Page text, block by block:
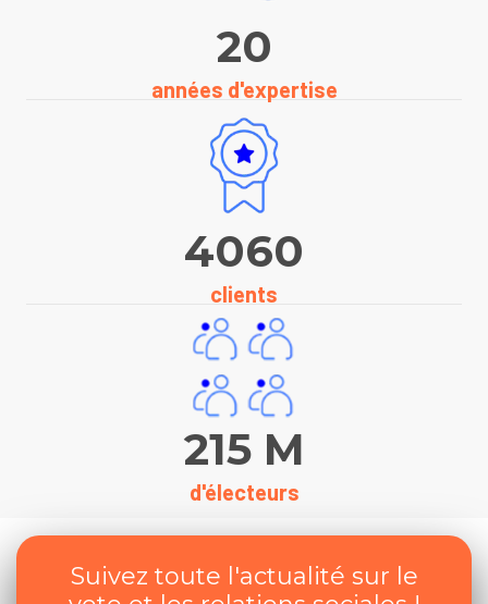
20
années d'expertise
4060
clients
215M
d'électeurs
Suivez toute l'actualité sur le